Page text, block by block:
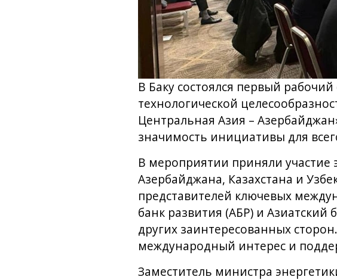
В Баку состоялся первый
технологической
Центральная Азия –
значимость инициативы для
В мероприятии приняли участие
Азербайджана, Казахстана и
представителей ключевых
банк развития (АБР) и
других заинтересованных
международный интерес и
Заместитель министра